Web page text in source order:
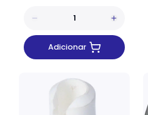
Adicionar